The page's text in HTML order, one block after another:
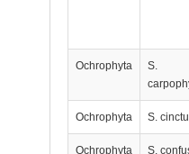
Ochrophyta
S.
Ochrophyta S.
Ochrophyta S.